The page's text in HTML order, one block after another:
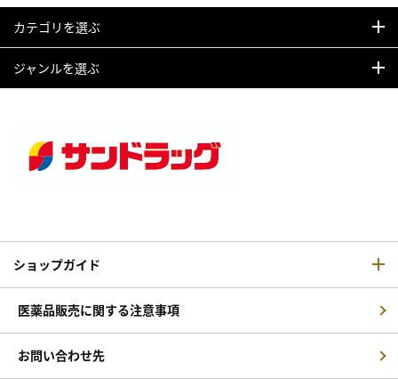
カテゴリを選ぶ
ジャンルを選ぶ
ショップガイド
医薬品販売に関する注意事項
お問い合わせ先